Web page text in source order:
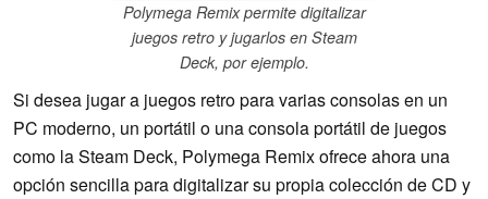
Polymega Remix permite digitalizar
juegos retro y jugarlos en Steam
Deck, por ejemplo.
Si desea jugar a juegos retro para varias consolas en un
PC moderno, un portátil o una consola portátil de juegos
como la Steam Deck, Polymega Remix ofrece ahora una
opción sencilla para digitalizar su propia colección de CD y